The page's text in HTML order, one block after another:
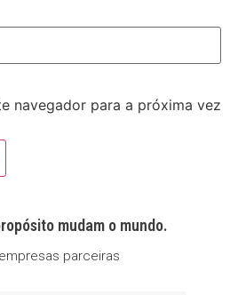
navegador para a próxima vez
mudam o mundo.
parceiras